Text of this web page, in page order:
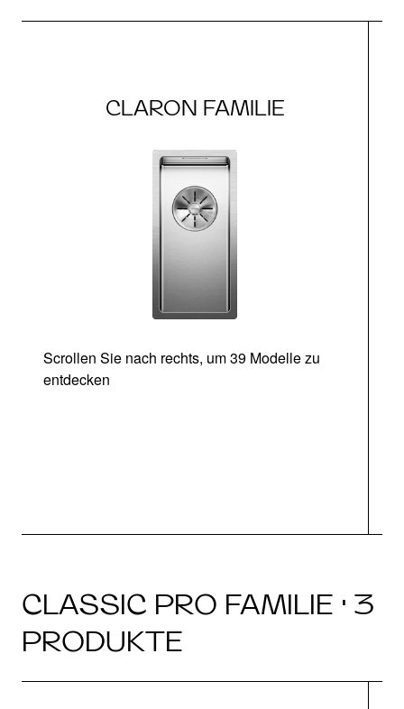
CLARON FAMILIE
Scrollen Sie nach rechts, um 39 Modelle zu
entdecken
CLASSIC PRO FAMILIE · 3
PRODUKTE